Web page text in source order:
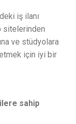
iş ilanı
sitelerinden
ve stüdyolara
için iyi bir
sahip